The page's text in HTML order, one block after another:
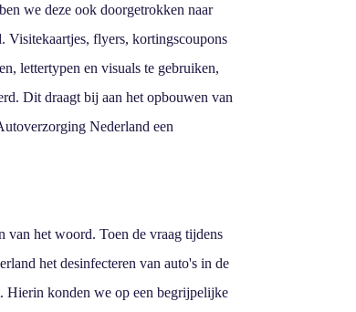
we deze ook doorgetrokken naar
Visitekaartjes, flyers, kortingscoupons
lettertypen en visuals te gebruiken,
Dit draagt bij aan het opbouwen van
Nederland een
het woord. Toen de vraag tijdens
het desinfecteren van auto's in de
Hierin konden we op een begrijpelijke